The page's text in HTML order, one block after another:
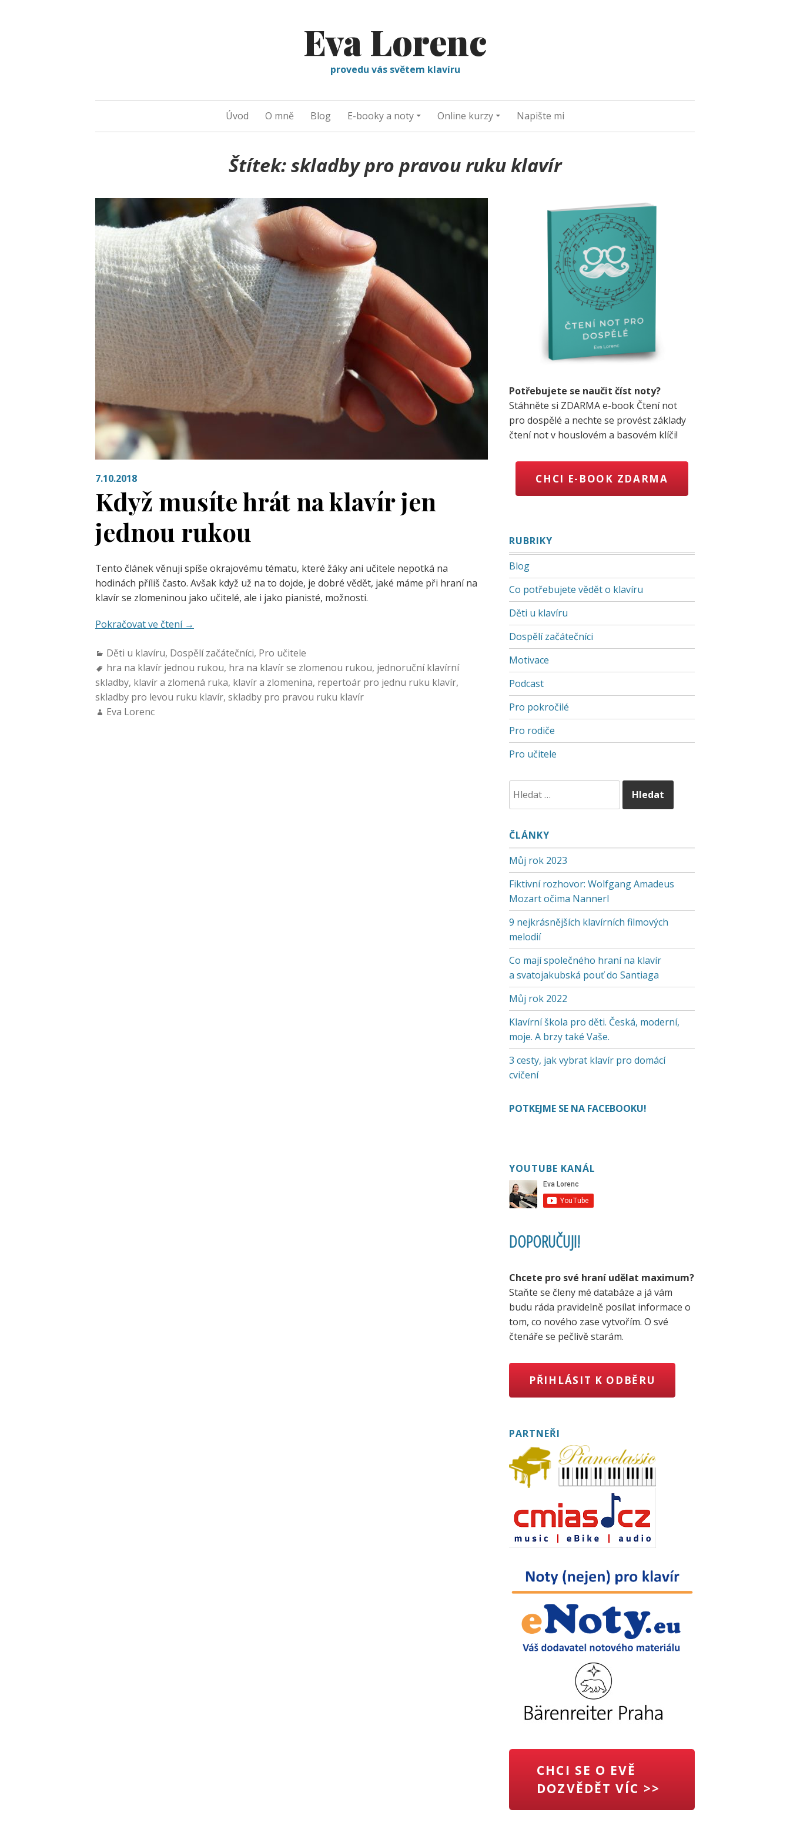
Eva Lorenc
provedu vás světem klavíru
Úvod O mně Blog E-booky a noty Online kurzy Napište mi
Štítek:skladby pro pravou ruku klavír
7.10.2018
Když musíte hrát na klavír jen
jednou rukou
Tento článek věnuji spíše okrajovému tématu, které žáky ani učitele nepotká na
hodinách příliš často. Avšak když už na to dojde, je dobré vědět, jaké máme při hraní na
klavír se zlomeninou jako učitelé, ale i jako pianisté, možnosti.
Pokračovat ve čtení →
Děti u klavíru, Dospělí začátečníci, Pro učitele
hra na klavír jednou rukou, hra na klavír se zlomenou rukou, jednoruční klavírní
skladby, klavír a zlomená ruka, klavír a zlomenina, repertoár pro jednu ruku klavír,
skladby pro levou ruku klavír, skladby pro pravou ruku klavír
Eva Lorenc
Potřebujete se naučit číst noty?
Stáhněte si ZDARMA e-book Čtení not
pro dospělé a nechte se provést základy
čtení not v houslovém a basovém klíči!
CHCI E-BOOK ZDARMA
RUBRIKY
Blog
Co potřebujete vědět o klavíru
Děti u klavíru
Dospělí začátečníci
Motivace
Podcast
Pro pokročilé
Pro rodiče
Pro učitele
ČLÁNKY
Můj rok 2023
Fiktivní rozhovor: Wolfgang Amadeus
Mozart očima Nannerl
9 nejkrásnějších klavírních filmových
melodií
Co mají společného hraní na klavír
a svatojakubská pouť do Santiaga
Můj rok 2022
Klavírní škola pro děti. Česká, moderní,
moje. A brzy také Vaše.
3 cesty, jak vybrat klavír pro domácí
cvičení
POTKEJME SE NA FACEBOOKU!
YOUTUBE KANÁL
DOPORUČUJI!
Chcete pro své hraní udělat maximum?
Staňte se členy mé databáze a já vám
budu ráda pravidelně posílat informace o
tom, co nového zase vytvořím. O své
čtenáře se pečlivě starám.
PŘIHLÁSIT K ODBĚRU
PARTNEŘI
CHCI SE O EVĚ
DOZVĚDĚT VÍC >>